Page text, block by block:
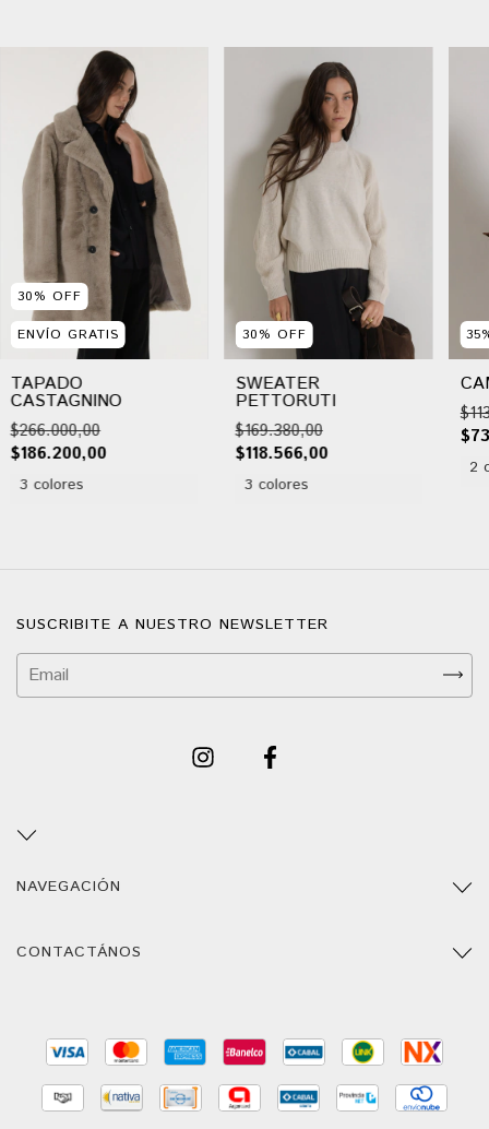
30% OFF
ENVÍO GRATIS
TAPADO
CASTAGNINO
$266.000,00
$186.200,00
3 colores
30% OFF
SWEATER
PETTORUTI
$169.380,00
$118.566,00
3 colores
35
2
SUSCRIBITE A NUESTRO NEWSLETTER
NAVEGACIÓN
CONTACTÁNOS